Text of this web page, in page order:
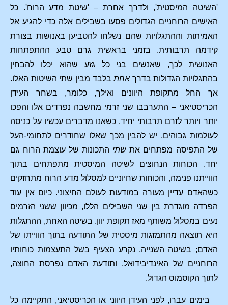
'השיטה המיסטית', ולדרך אחרת – 'שיטת מדע הרוח'. כל
האישים הרוחניים הגדולים פסעו בשבילים אלה כדי להגיע אל
האמיתות וההתגלויות שהם נשלחו להטביען באנושות בצורת
קידמה תרבותית. בזמני בראשית גרם טבע ההתפתחות
האנושית לכך, שאנשים בני כל גזע שהוא יכלו להבחין
בהתגלויות הגדולות בדרךאחתבלבד מבין שתי השיטות האלו.
אך החל מתקופת היוונים ואילך, כלומר, בשחר העידן
הכריסטיאני – התערבבו שני זרמי מחשבה נפרדים אלו והפכו
יותר ויותר לזרם תרבותי יחיד. כשאנו מדברים עכשיו על כניסה
לעולמות גבוהים, יש להבין מכך שאלו שחודרים לתחומי-העל
של התפיסה מפתחים את שתי התכונות של עוצמת הרוח גם
יחד. הכוחות הנחוצים לשיטה המיסטית מתפתחים בתוך
הווייתנו פנימה, והכוחות שחיוניים למסלול מדע הרוח מתחזקים
כשהאדם עדיין מעורה במודעות לעולם החיצוני. כיום אין עוד
הפרדה מוגדרת בין שני השבילים הללו, מכיוון ששני הזרמים
נעים במסלול משותף מאז תקופת יוון. בשיטה האחת, ההתגלות
היא תוצאה מהתמזגות מיסטית של התודעה בתוך הווייתו של
האדם; בשיטה השנייה, נקרע הצעיף בשל התעצמות כוחותיו
הרוחניים של האינדיבידואל, ותודעת האדם נפרסת החוצה,
לתוך הקוסמוס הגדול.
בימים עברו, לפני העידן היווני או הכריסטיאני, התקיימה כל